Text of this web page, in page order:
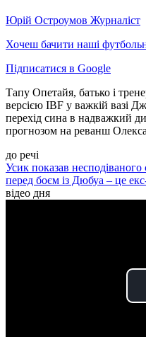
Юрій Остроумов Журналіст
Хочеш бачити наші
Підписатися в Google
Тапу Опетайя, батько і
версією IBF у важкій вазі
перехід сина в надважкий
прогнозом на реванш
до речі
Усик показав
перед боєм із Дюбуа – це
відео дня